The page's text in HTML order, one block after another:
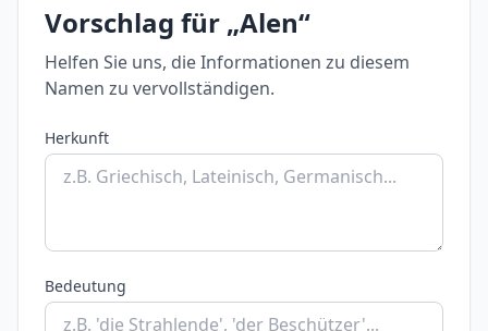
Vorschlag für „Alen“
Helfen Sie uns, die Informationen zu diesem
Namen zu vervollständigen.
Herkunft
Bedeutung